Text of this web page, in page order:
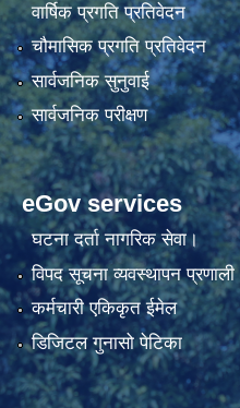
वार्षिक प्रगति प्रतिवेदन
चौमासिक प्रगति प्रतिवेदन
सार्वजनिक सुनुवाई
सार्वजनिक परीक्षण
eGov services
घटना दर्ता नागरिक सेवा।
विपद सूचना व्यवस्थापन प्रणाली
कर्मचारी एकिकृत ईमेल
डिजिटल गुनासो पेटिका